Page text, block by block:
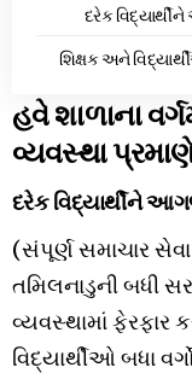
દરેક
શિક્ષક અને
હવે શાળાના
વ્યવસ્થા
દરેક વિદ્યાર્થીને
(સંપૂર્ણ સમાચાર
તમિલનાડુની બધી
વ્યવસ્થામાં ફેરફાર
વિદ્યાર્થીઓ બધા